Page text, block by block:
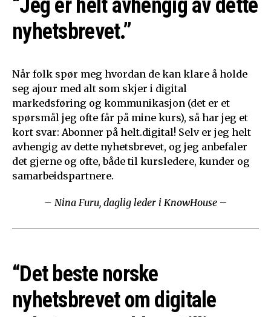
“Jeg er helt avhengig av dette
nyhetsbrevet.”
Når folk spør meg hvordan de kan klare å holde
seg ajour med alt som skjer i digital
markedsføring og kommunikasjon (det er et
spørsmål jeg ofte får på mine kurs), så har jeg et
kort svar: Abonner på helt.digital! Selv er jeg helt
avhengig av dette nyhetsbrevet, og jeg anbefaler
det gjerne og ofte, både til kursledere, kunder og
samarbeidspartnere.
– Nina Furu, daglig leder i KnowHouse –
“Det beste norske
nyhetsbrevet om digitale